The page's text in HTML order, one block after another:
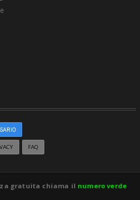
FAQ
gratuita chiama il numero verde